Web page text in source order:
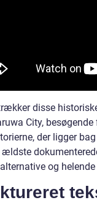
disse
City,
der ligger
ældste
og